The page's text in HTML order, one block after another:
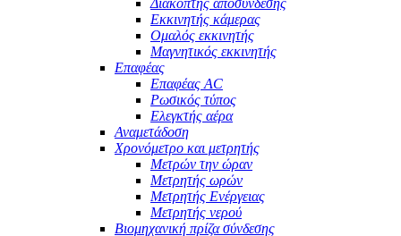
Διακόπτης αποσύνδεσης
Εκκινητής κάμερας
Ομαλός εκκινητής
Μαγνητικός εκκινητής
Επαφέας
Επαφέας AC
Ρωσικός τύπος
Ελεγκτής αέρα
Αναμετάδοση
Χρονόμετρο και μετρητής
Μετρών την ώραν
Μετρητής ωρών
Μετρητής Ενέργειας
Μετρητής νερού
Βιομηχανική πρίζα σύνδεσης